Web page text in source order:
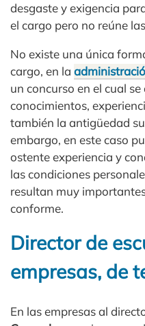
desgaste y exigencia
el cargo pero no reúne
No existe una única
cargo, en la
un concurso en el cual
conocimientos,
también la antigüedad
embargo, en este caso
ostente experiencia y
las condiciones
resultan muy
conforme.
Director de
empresas, de
En las empresas al